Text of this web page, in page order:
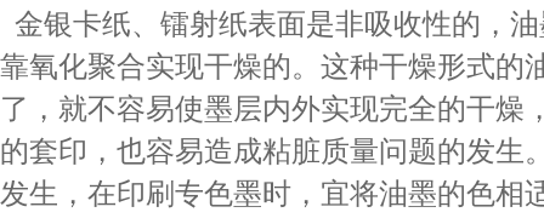
金银卡纸、镭射纸表面是非吸收性的，
靠氧化聚合实现干燥的。这种干燥形式的
了，就不容易使墨层内外实现完全的干燥
的套印，也容易造成粘脏质量问题的发生
发生，在印刷专色墨时，宜将油墨的色相